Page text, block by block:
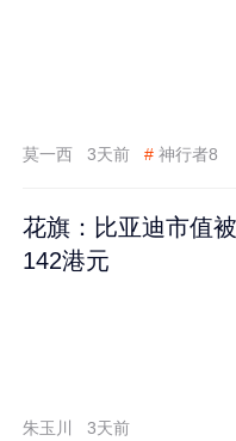
莫一西 3天前 # 神行者8
花旗：比亚迪市值
142港元
朱玉川 3天前